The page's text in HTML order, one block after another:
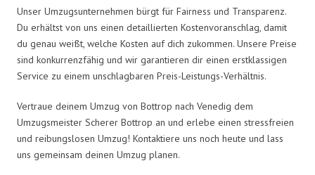
Unser Umzugsunternehmen bürgt für Fairness und Transparenz.
Du erhältst von uns einen detaillierten Kostenvoranschlag, damit
du genau weißt, welche Kosten auf dich zukommen. Unsere Preise
sind konkurrenzfähig und wir garantieren dir einen erstklassigen
Service zu einem unschlagbaren Preis-Leistungs-Verhältnis.
Vertraue deinem Umzug von Bottrop nach Venedig dem
Umzugsmeister Scherer Bottrop an und erlebe einen stressfreien
und reibungslosen Umzug! Kontaktiere uns noch heute und lass
uns gemeinsam deinen Umzug planen.